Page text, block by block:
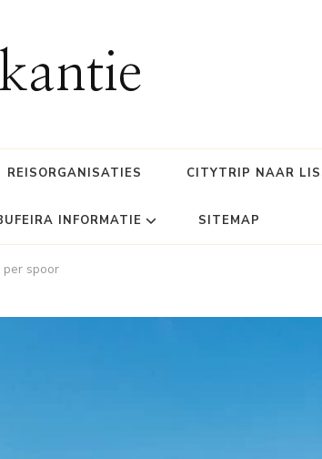
REISORGANISATIES CITYTRIP NAAR
INFORMATIE SITEMAP
spoor